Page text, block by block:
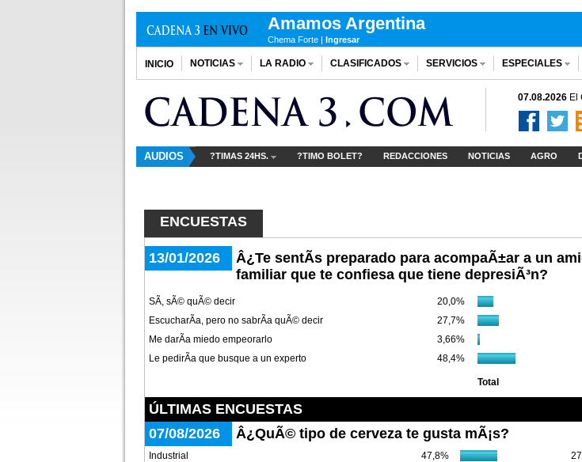
Amamos Argentina
Chema Forte | Ingresar
INICIO NOTICIAS LA RADIO CLASIFICADOS SERVICIOS ESPECIALES
07.08.2026 El
AUDIOS ?TIMAS 24HS. ?TIMO BOLET? REDACCIONES NOTICIAS AGRO
ENCUESTAS
13/01/2026
Â¿Te sentÃ­s preparado para acompaÃ±ar a un
familiar que te confiesa que tiene depresiÃ³n?
SÃ­, sÃ© quÃ© decir 20,0%
EscucharÃ­a, pero no sabrÃ­a quÃ© decir
27,7%
Me darÃ­a miedo empeorarlo
3,66%
Le pedirÃ­a que busque a un experto
48,4%
Total
ÚLTIMAS ENCUESTAS
07/08/2026
Â¿QuÃ© tipo de cerveza te gusta mÃ¡s?
Industrial 47,8%